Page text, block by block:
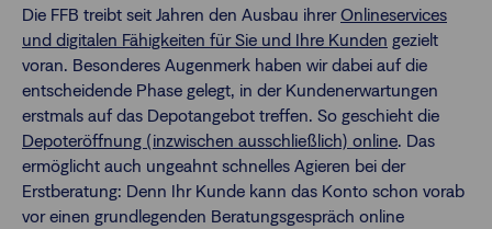
Die FFB treibt seit Jahren den Ausbau ihrerOnlineservices
und digitalen Fähigkeiten für Sie und Ihre Kunden gezielt
voran. Besonderes Augenmerk haben wir dabei auf die
entscheidende Phase gelegt, in der Kundenerwartungen
erstmals auf das Depotangebot treffen. So geschieht die
Depoteröffnung (inzwischen ausschließlich) online. Das
ermöglicht auch ungeahnt schnelles Agieren bei der
Erstberatung: Denn Ihr Kunde kann das Konto schon vorab
vor einen grundlegenden Beratungsgespräch online